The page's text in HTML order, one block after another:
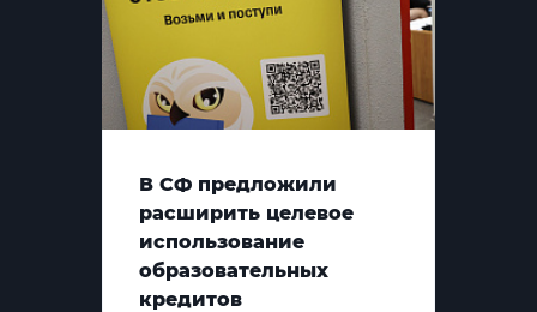
В СФ предложили
расширить целевое
использование
образовательных
кредитов